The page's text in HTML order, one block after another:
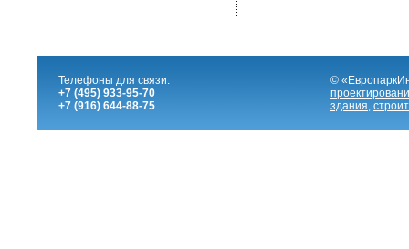
Телефоны для связи:
+7 (495) 933-95-70
+7 (916) 644-88-75
©
здания,